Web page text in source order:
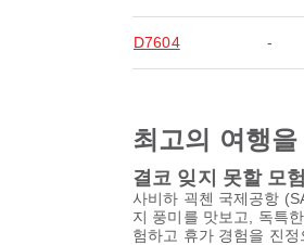
D7604 -
최고의 여행
결코 잊지 못할 모
사비하 괵첸 국제공항
지 풍미를 맛보고, 독특
험하고 휴가 경험을 진정